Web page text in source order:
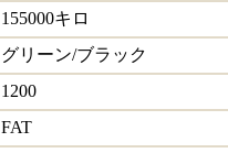
155000キロ
グリーン/ブラック
1200
FAT